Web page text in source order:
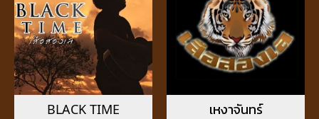
BLACK TIME เหงาจันทร์